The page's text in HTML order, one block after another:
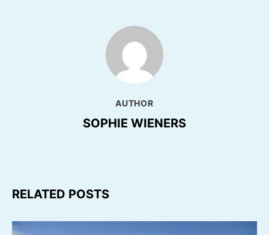
AUTHOR
SOPHIE WIENERS
RELATED POSTS